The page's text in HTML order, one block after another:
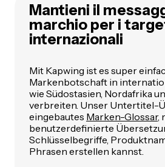
Mantieni il
marchio per i
internazionali
Mit Kapwing ist es super
Markenbotschaft in
wie Südostasien, Nordafrika
verbreiten. Unser Untertitel-
eingebautes Marken-Glossar,
benutzerdefinierte
Schlüsselbegriffe,
Phrasen erstellen kannst.